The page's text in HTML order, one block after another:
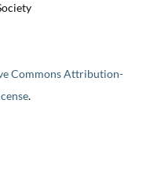
Commons Attribution-
.